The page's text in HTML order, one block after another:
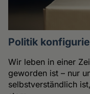
Politik
Wir leben in einer
geworden ist – nur
selbstverständlich